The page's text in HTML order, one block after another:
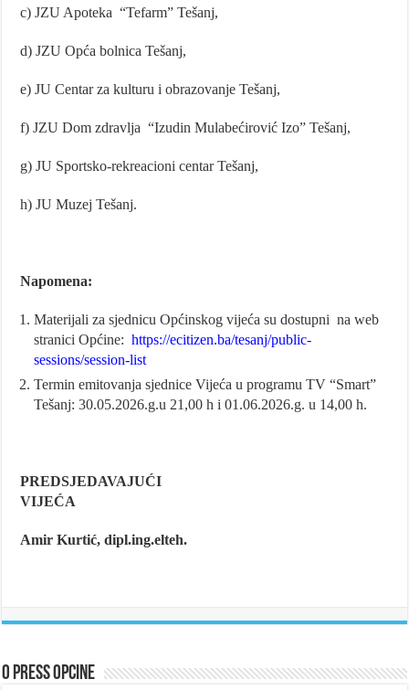
c) JZU Apoteka “Tefarm” Tešanj,
d) JZU Opća bolnica Tešanj,
e) JU Centar za kulturu i obrazovanje Tešanj,
f) JZU Dom zdravlja “Izudin Mulabećirović Izo” Tešanj,
g) JU Sportsko-rekreacioni centar Tešanj,
h) JU Muzej Tešanj.
Napomena:
Materijali za sjednicu Općinskog vijeća su dostupni na web
stranici Općine: https://ecitizen.ba/tesanj/public-
sessions/session-list
Termin emitovanja sjednice Vijeća u programu TV “Smart”
Tešanj: 30.05.2026.g.u 21,00 h i 01.06.2026.g. u 14,00 h.
PREDSJEDAVAJUĆI
VIJEĆA
Amir Kurtić, dipl.ing.elteh.
O Press Opcine